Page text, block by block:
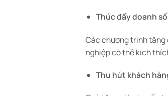
Thúc đẩy doanh
Các chương trình tặng
nghiệp có thể kích
Thu hút khách